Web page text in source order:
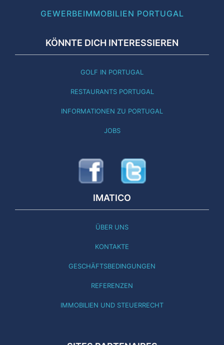
GEWERBEIMMOBILIEN PORTUGAL
KÖNNTE DICH INTERESSIEREN
GOLF IN PORTUGAL
RESTAURANTS PORTUGAL
INFORMATIONEN ZU PORTUGAL
JOBS
IMATICO
ÜBER UNS
KONTAKTE
GESCHÄFTSBEDINGUNGEN
REFERENZEN
IMMOBILIEN UND STEUERRECHT